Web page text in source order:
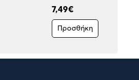
7,49€
Προσθήκη